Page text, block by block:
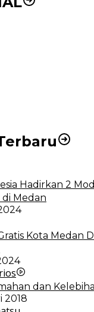
Hadirkan 2
Medan
Kota Medan
dan
2018